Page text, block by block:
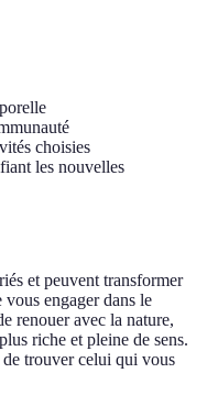
choisies
les nouvelles
et peuvent transformer
engager dans le
renouer avec la nature,
riche et pleine de sens.
de trouver celui qui vous